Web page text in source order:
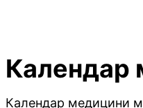
Календар
Календар медицини